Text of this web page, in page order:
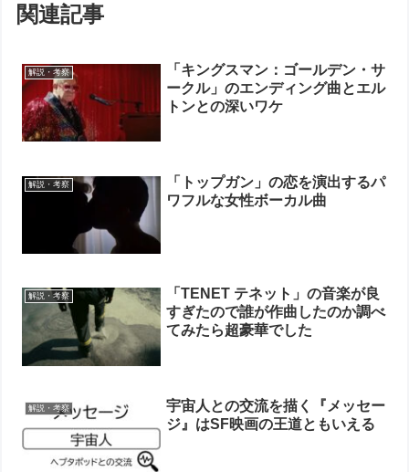
関連記事
解説・考察
「キングスマン：ゴールデン・サ
ークル」のエンディング曲とエル
トンとの深いワケ
解説・考察
「トップガン」の恋を演出するパ
ワフルな女性ボーカル曲
解説・考察
「TENET テネット」の音楽が良
すぎたので誰が作曲したのか調べ
てみたら超豪華でした
解説・考察
宇宙人との交流を描く『メッセー
ジ』はSF映画の王道ともいえる